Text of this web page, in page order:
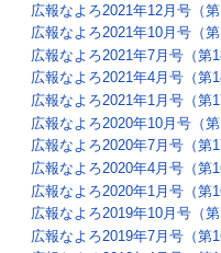
広報なよろ2021年12月号（第
広報なよろ2021年10月号（第
広報なよろ2021年7月号（第
広報なよろ2021年4月号（第
広報なよろ2021年1月号（第
広報なよろ2020年10月号（第
広報なよろ2020年7月号（第
広報なよろ2020年4月号（第
広報なよろ2020年1月号（第
広報なよろ2019年10月号（第
広報なよろ2019年7月号（第